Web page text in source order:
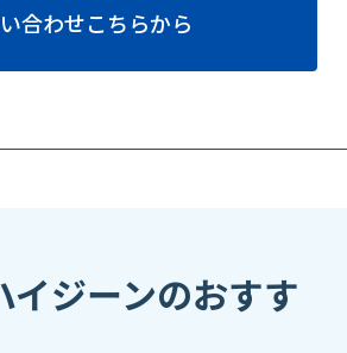
合わせこちらから
イジーンのおすす